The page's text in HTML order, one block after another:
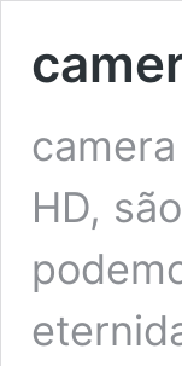
HD,